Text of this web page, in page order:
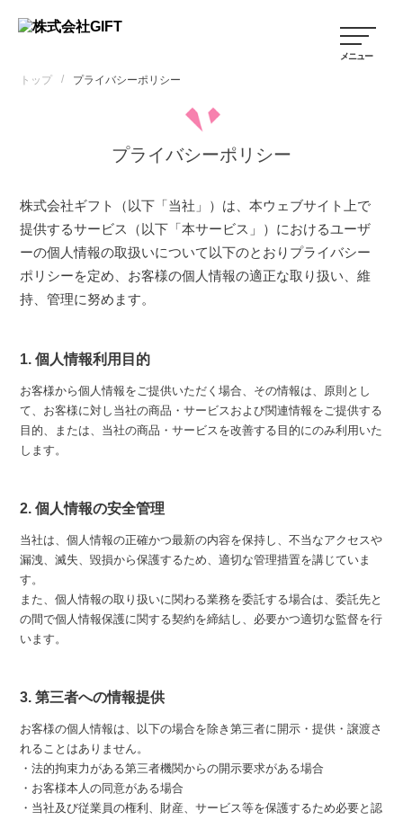
トップ / プライバシーポリシー
プライバシーポリシー
株式会社ギフト（以下「当社」）は、本ウェブサイト上で
提供するサービス（以下「本サービス」）におけるユーザ
ーの個人情報の取扱いについて以下のとおりプライバシー
ポリシーを定め、お客様の個人情報の適正な取り扱い、維
持、管理に努めます。
1. 個人情報利用目的
お客様から個人情報をご提供いただく場合、その情報は、原則とし
て、お客様に対し当社の商品・サービスおよび関連情報をご提供する
目的、または、当社の商品・サービスを改善する目的にのみ利用いた
します。
2. 個人情報の安全管理
当社は、個人情報の正確かつ最新の内容を保持し、不当なアクセスや
漏洩、滅失、毀損から保護するため、適切な管理措置を講じていま
す。
また、個人情報の取り扱いに関わる業務を委託する場合は、委託先と
の間で個人情報保護に関する契約を締結し、必要かつ適切な監督を行
います。
3. 第三者への情報提供
お客様の個人情報は、以下の場合を除き第三者に開示・提供・譲渡さ
れることはありません。
・法的拘束力がある第三者機関からの開示要求がある場合
・お客様本人の同意がある場合
・当社及び従業員の権利、財産、サービス等を保護するため必要と認